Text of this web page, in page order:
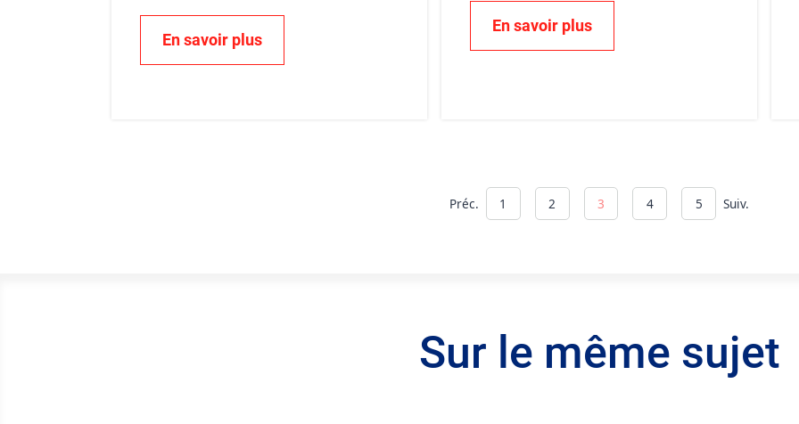
En savoir plus
En savoir plus
Préc. 1 2 3 4 5 Suiv.
Sur le même sujet